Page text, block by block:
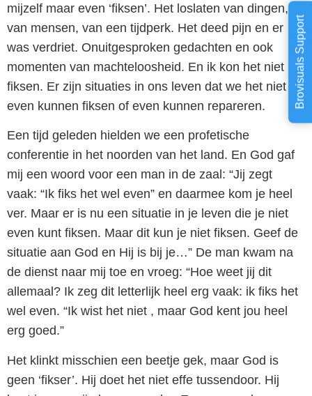
mijzelf maar even ‘fiksen’. Het loslaten van dingen,
van mensen, van een tijdperk. Het deed pijn en er
was verdriet. Onuitgesproken gedachten en ook
momenten van machteloosheid. En ik kon het niet
fiksen. Er zijn situaties in ons leven dat we het niet
even kunnen fiksen of even kunnen repareren.
Een tijd geleden hielden we een profetische
conferentie in het noorden van het land. En God gaf
mij een woord voor een man in de zaal: “Jij zegt
vaak: “Ik fiks het wel even” en daarmee kom je heel
ver. Maar er is nu een situatie in je leven die je niet
even kunt fiksen. Maar dit kun je niet fiksen. Geef de
situatie aan God en Hij is bij je…” De man kwam na
de dienst naar mij toe en vroeg: “Hoe weet jij dit
allemaal? Ik zeg dit letterlijk heel erg vaak: ik fiks het
wel even. “Ik wist het niet , maar God kent jou heel
erg goed.”
Het klinkt misschien een beetje gek, maar God is
geen ‘fikser’. Hij doet het niet effe tussendoor. Hij
Brovisuals Support